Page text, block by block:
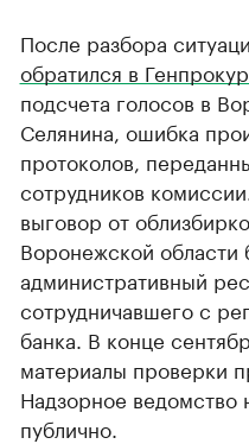
После разбора
обратился в
подсчета голосов в
Селянина, ошибка
протоколов,
сотрудников
выговор от
Воронежской области
административный
сотрудничавшего с
банка. В конце
материалы проверки
Надзорное ведомство
публично.